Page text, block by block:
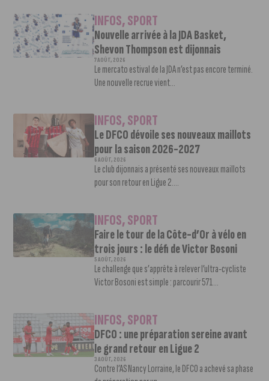
INFOS,SPORT
Nouvelle arrivée à la JDA Basket,
Shevon Thompson est dijonnais
7 AOÛT, 2026
Le mercato estival de la JDA n’est pas encore terminé.
Une nouvelle recrue vient...
INFOS,SPORT
Le DFCO dévoile ses nouveaux maillots
pour la saison 2026-2027
6 AOÛT, 2026
Le club dijonnais a présenté ses nouveaux maillots
pour son retour en Ligue 2....
INFOS,SPORT
Faire le tour de la Côte-d’Or à vélo en
trois jours : le défi de Victor Bosoni
5 AOÛT, 2026
Le challenge que s’apprête à relever l’ultra-cycliste
Victor Bosoni est simple : parcourir 571...
INFOS,SPORT
DFCO : une préparation sereine avant
le grand retour en Ligue 2
3 AOÛT, 2026
Contre l’AS Nancy Lorraine, le DFCO a achevé sa phase